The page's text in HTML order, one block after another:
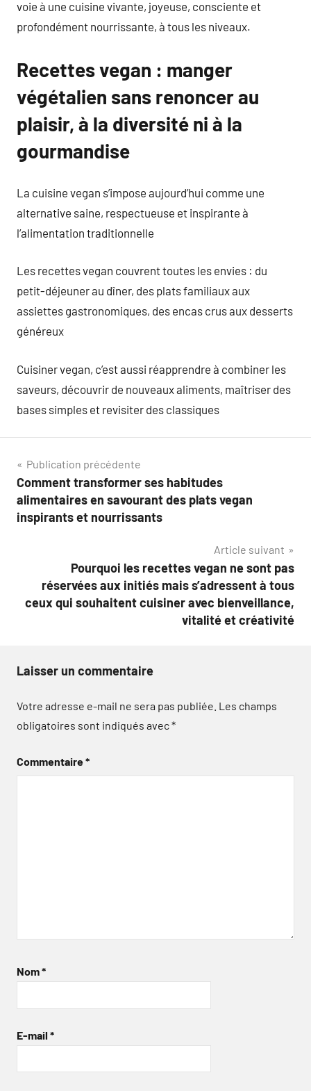
voie à une cuisine vivante, joyeuse, consciente et
profondément nourrissante, à tous les niveaux.
Recettes vegan : manger
végétalien sans renoncer au
plaisir, à la diversité ni à la
gourmandise
La cuisine vegan s’impose aujourd’hui comme une
alternative saine, respectueuse et inspirante à
l’alimentation traditionnelle
Les recettes vegan couvrent toutes les envies : du
petit-déjeuner au dîner, des plats familiaux aux
assiettes gastronomiques, des encas crus aux desserts
généreux
Cuisiner vegan, c’est aussi réapprendre à combiner les
saveurs, découvrir de nouveaux aliments, maîtriser des
bases simples et revisiter des classiques
Navigation
de
l’article
Publication précédente
Comment transformer ses habitudes
alimentaires en savourant des plats vegan
inspirants et nourrissants
Article suivant
Pourquoi les recettes vegan ne sont pas
réservées aux initiés mais s’adressent à tous
ceux qui souhaitent cuisiner avec bienveillance,
vitalité et créativité
Laisser un commentaire
Votre adresse e-mail ne sera pas publiée. Les champs
obligatoires sont indiqués avec*
Commentaire*
Nom*
E-mail *